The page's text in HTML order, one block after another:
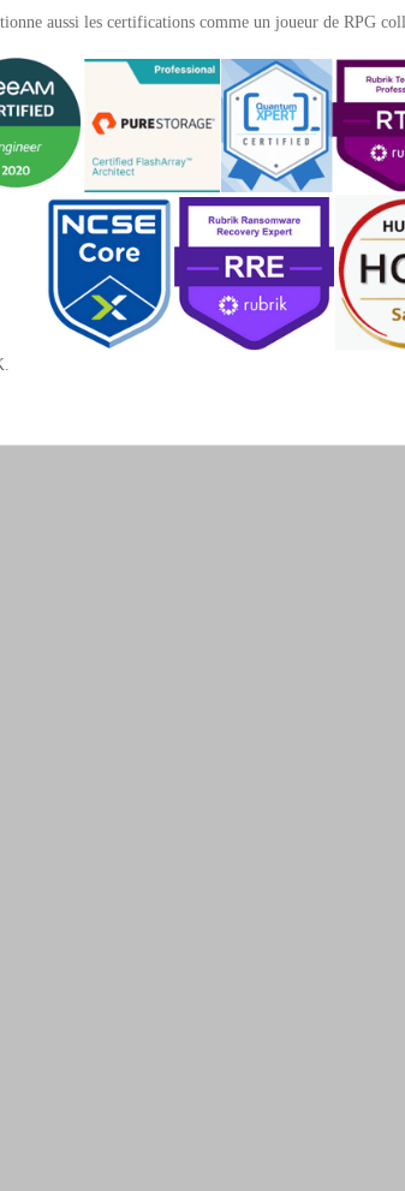
aussi les certifications comme un joueur de RPG